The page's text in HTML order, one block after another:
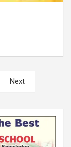
Next